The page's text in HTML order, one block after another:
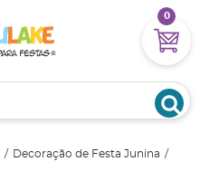
0
Decoração de Festa Junina